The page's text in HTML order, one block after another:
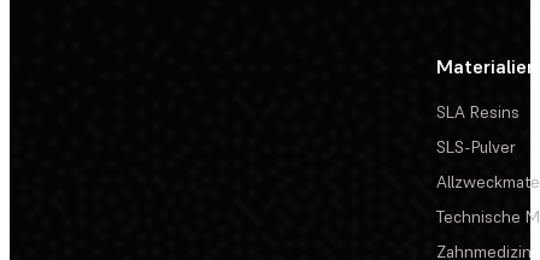
Materialien
SLA Resins
SLS-Pulver
Technische
Zahnmedizin